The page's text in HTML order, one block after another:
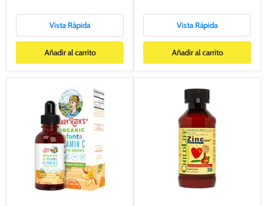
Vista Rápida
Añadir al carrito
Vista Rápida
Añadir al carrito